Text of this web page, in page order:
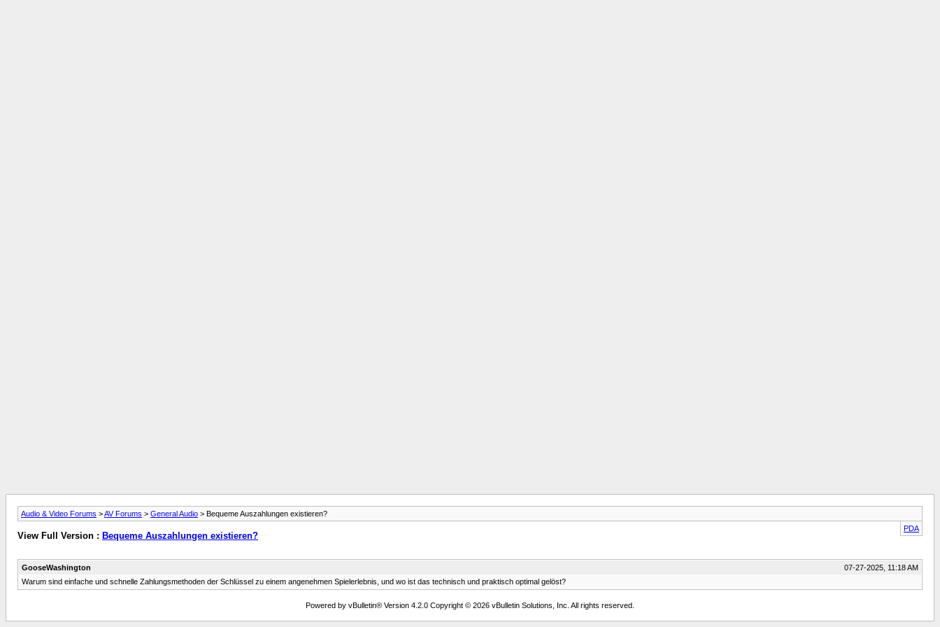
Audio & Video Forums >AV Forums > General Audio > Bequeme Auszahlungen existieren?
PDA
View Full Version : Bequeme Auszahlungen existieren?
GooseWashington
07-27-2025, 11:18 AM
Warum sind einfache und schnelle Zahlungsmethoden der Schlüssel zu einem angenehmen Spielerlebnis, und wo ist das technisch und praktisch optimal gelöst?
Powered by vBulletin® Version 4.2.0 Copyright © 2026 vBulletin Solutions, Inc. All rights reserved.